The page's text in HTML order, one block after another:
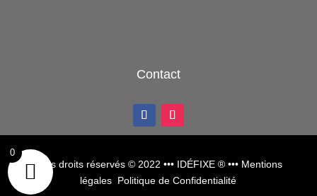
Contact
Tous droits réservés © 2022 ••• IDÉFIXE ® ••• Mentions
légales Politique de Confidentialité
0